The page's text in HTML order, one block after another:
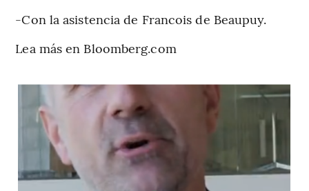
-Con la asistencia de Francois de Beaupuy.
Lea más en Bloomberg.com